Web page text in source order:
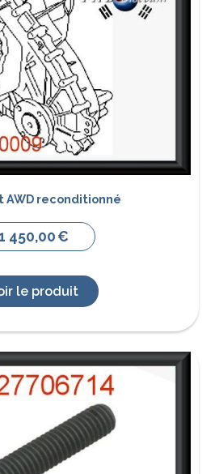
AWD reconditionné
450,00€
le produit